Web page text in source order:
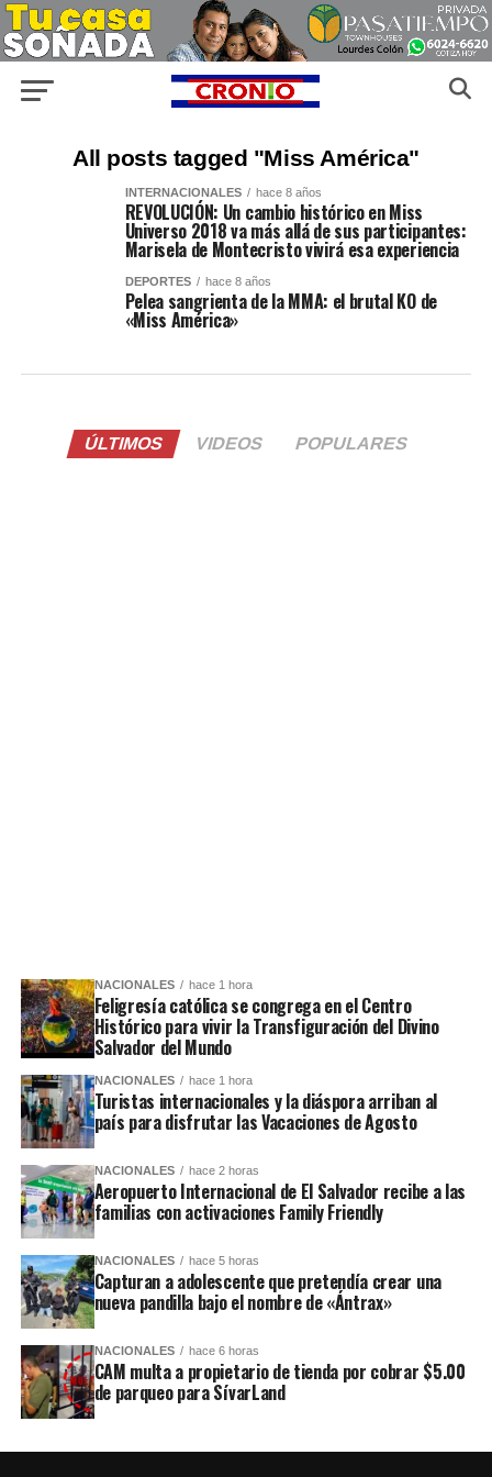
All posts tagged "Miss América"
INTERNACIONALES hace 8 años
REVOLUCIÓN: Un cambio histórico en Miss
Universo 2018 va más allá de sus participantes:
Marisela de Montecristo vivirá esa experiencia
DEPORTES hace 8 años
Pelea sangrienta de la MMA: el brutal KO de
«Miss América»
ÚLTIMOS VIDEOS POPULARES
NACIONALES hace 1 hora
Feligresía católica se congrega en el Centro
Histórico para vivir la Transfiguración del Divino
Salvador del Mundo
NACIONALES hace 1 hora
Turistas internacionales y la diáspora arriban al
país para disfrutar las Vacaciones de Agosto
NACIONALES hace 2 horas
Aeropuerto Internacional de El Salvador recibe a las
familias con activaciones Family Friendly
NACIONALES hace 5 horas
Capturan a adolescente que pretendía crear una
nueva pandilla bajo el nombre de «Ántrax»
NACIONALES hace 6 horas
CAM multa a propietario de tienda por cobrar $5.00
de parqueo para SívarLand